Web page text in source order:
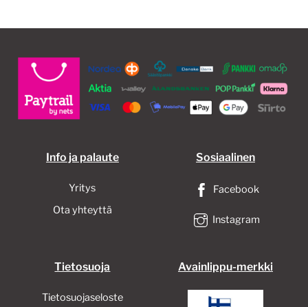
Info ja palaute
Yritys
Ota yhteyttä
Sosiaalinen
Facebook
Instagram
Tietosuoja
Tietosuojaseloste
Avainlippu-merkki